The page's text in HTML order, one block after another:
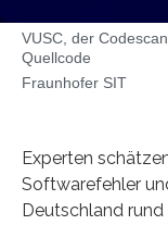
VUSC, der
Quellcode
Fraunhofer SIT
Experten
Softwarefehler
Deutschland rund